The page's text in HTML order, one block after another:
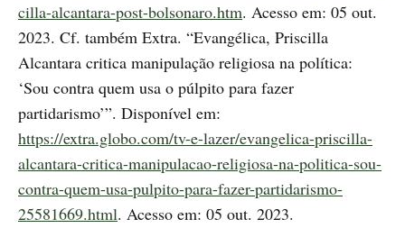
cilla-alcantara-post-bolsonaro.htm. Acesso em: 05 out.
2023. Cf. também Extra. “Evangélica, Priscilla
Alcantara critica manipulação religiosa na política:
‘Sou contra quem usa o púlpito para fazer
partidarismo’”. Disponível em:
https://extra.globo.com/tv-e-lazer/evangelica-priscilla-
alcantara-critica-manipulacao-religiosa-na-politica-sou-
contra-quem-usa-pulpito-para-fazer-partidarismo-
25581669.html. Acesso em: 05 out. 2023.